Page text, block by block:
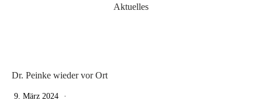
Aktuelles
Dr. Peinke wieder vor Ort
9. März 2024